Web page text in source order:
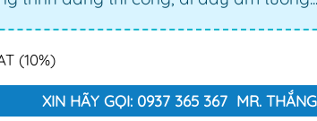
(10%)
XIN HÃY GỌI: 0937 365 367 MR. THẮNG